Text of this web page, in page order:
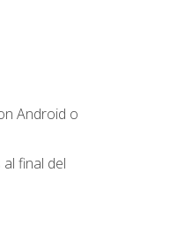
Android o
final del